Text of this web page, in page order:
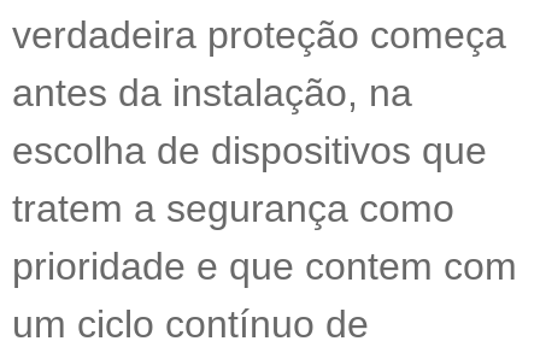
verdadeira proteção começa
antes da instalação, na
escolha de dispositivos que
tratem a segurança como
prioridade e que contem com
um ciclo contínuo de